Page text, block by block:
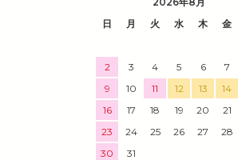
日
月 火 水 木 金
2
3 4 5 6 7
9
10 11 12 13 14
16
17 18 19 20 21
23
24 25 26 27 28
30
31